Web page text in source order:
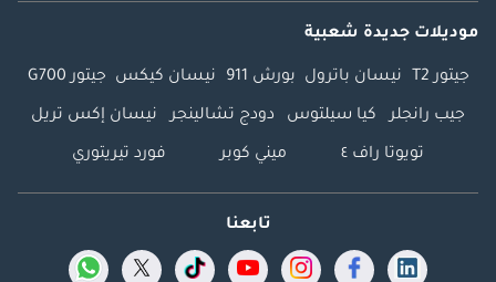
موديلات جديدة شعبية
جيتور T2 نيسان باترول بورش 911 نيسان كيكس جيتور G700
جيب رانجلر كيا سيلتوس دودج تشالينجر نيسان إكس تريل
تويوتا راف ٤ ميني كوبر فورد تيريتوري
تابعنا